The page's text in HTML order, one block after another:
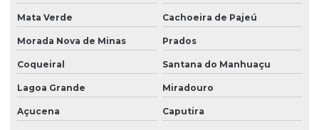
Mata Verde Cachoeira de Pajeú
Morada Nova de Minas Prados
Coqueiral Santana do Manhuaçu
Lagoa Grande Miradouro
Açucena Caputira